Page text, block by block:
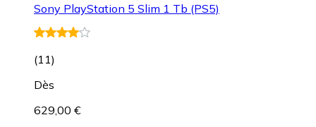
Sony PlayStation 5 Slim 1 Tb (PS5)
(11)
Dès
629,00 €